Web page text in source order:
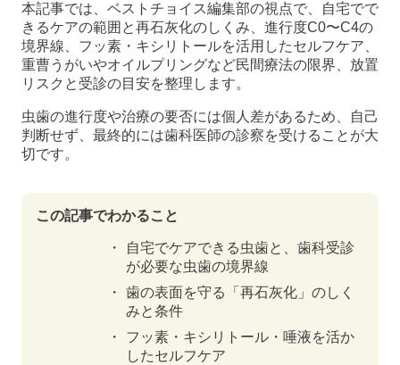
本記事では、ベストチョイス編集部の視点で、自宅でで
きるケアの範囲と再石灰化のしくみ、進行度C0〜C4の
境界線、フッ素・キシリトールを活用したセルフケア、
重曹うがいやオイルプリングなど民間療法の限界、放置
リスクと受診の目安を整理します。
虫歯の進行度や治療の要否には個人差があるため、自己
判断せず、最終的には歯科医師の診察を受けることが大
切です。
この記事でわかること
自宅でケアできる虫歯と、歯科受診
が必要な虫歯の境界線
歯の表面を守る「再石灰化」のしく
みと条件
フッ素・キシリトール・唾液を活か
したセルフケア